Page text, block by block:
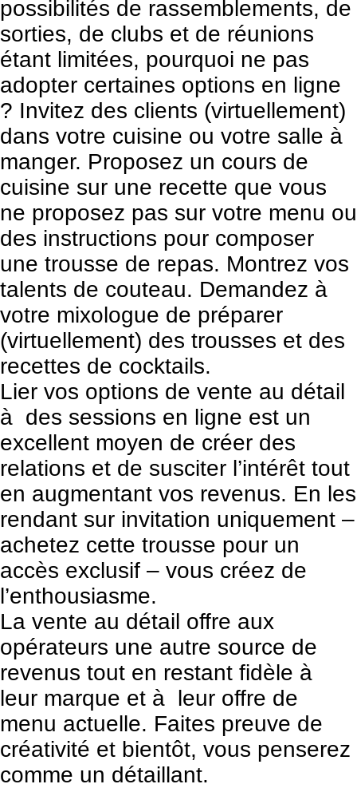
possibilités de rassemblements, de
sorties, de clubs et de réunions
étant limitées, pourquoi ne pas
adopter certaines options en ligne
? Invitez des clients (virtuellement)
dans votre cuisine ou votre salle à
manger. Proposez un cours de
cuisine sur une recette que vous
ne proposez pas sur votre menu ou
des instructions pour composer
une trousse de repas. Montrez vos
talents de couteau. Demandez à
votre mixologue de préparer
(virtuellement) des trousses et des
recettes de cocktails.
Lier vos options de vente au détail
à des sessions en ligne est un
excellent moyen de créer des
relations et de susciter l’intérêt tout
en augmentant vos revenus. En les
rendant sur invitation uniquement –
achetez cette trousse pour un
accès exclusif – vous créez de
l’enthousiasme.
La vente au détail offre aux
opérateurs une autre source de
revenus tout en restant fidèle à
leur marque et à leur offre de
menu actuelle. Faites preuve de
créativité et bientôt, vous penserez
comme un détaillant.